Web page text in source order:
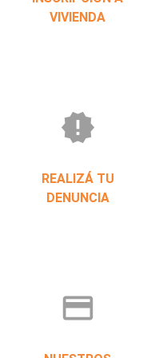
VIVIENDA
new_releases
REALIZÁ TU
DENUNCIA
credit_card